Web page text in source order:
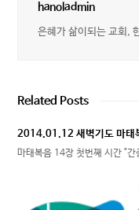
hanoladmin
은혜가 삶이되는 교회,
Related Posts
2014.01.12 새벽기도 마태
마태복음 14장 첫번째 시간 "간